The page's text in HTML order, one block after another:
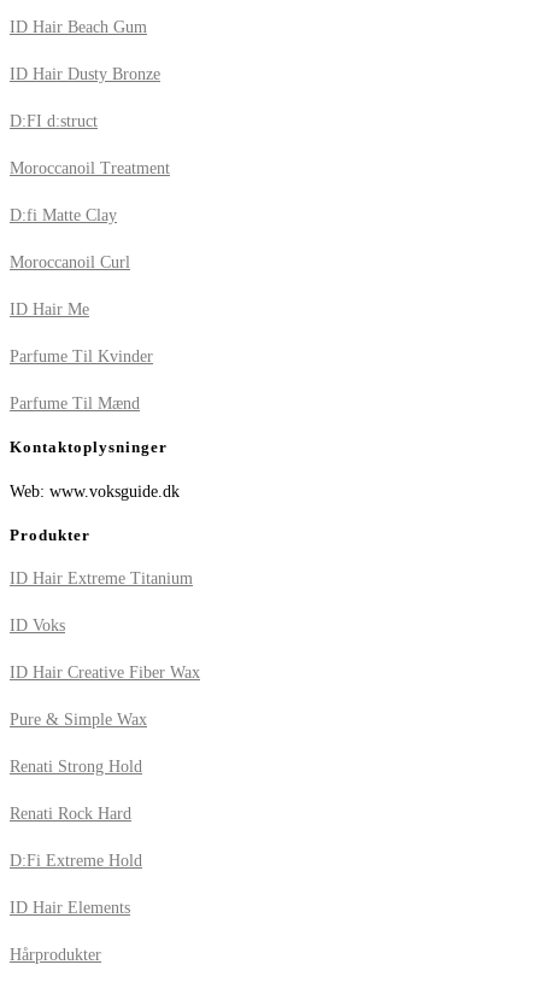
ID Hair Beach Gum
ID Hair Dusty Bronze
D:FI d:struct
Moroccanoil Treatment
D:fi Matte Clay
Moroccanoil Curl
ID Hair Me
Parfume Til Kvinder
Parfume Til Mænd
Kontaktoplysninger
Web: www.voksguide.dk
Produkter
ID Hair Extreme Titanium
ID Voks
ID Hair Creative Fiber Wax
Pure & Simple Wax
Renati Strong Hold
Renati Rock Hard
D:Fi Extreme Hold
ID Hair Elements
Hårprodukter